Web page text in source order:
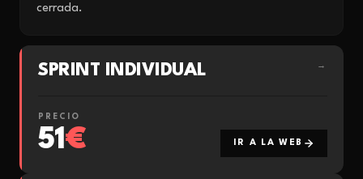
cerrada.
SPRINT INDIVIDUAL →
PRECIO
51€ IR A LA WEB